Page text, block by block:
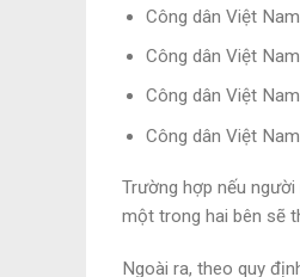
Công dân Việt
Công dân Việt
Công dân Việt
Công dân Việt
Trường hợp nếu
một trong hai bên sẽ
Ngoài ra, theo quy